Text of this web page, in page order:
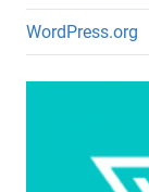
WordPress.org